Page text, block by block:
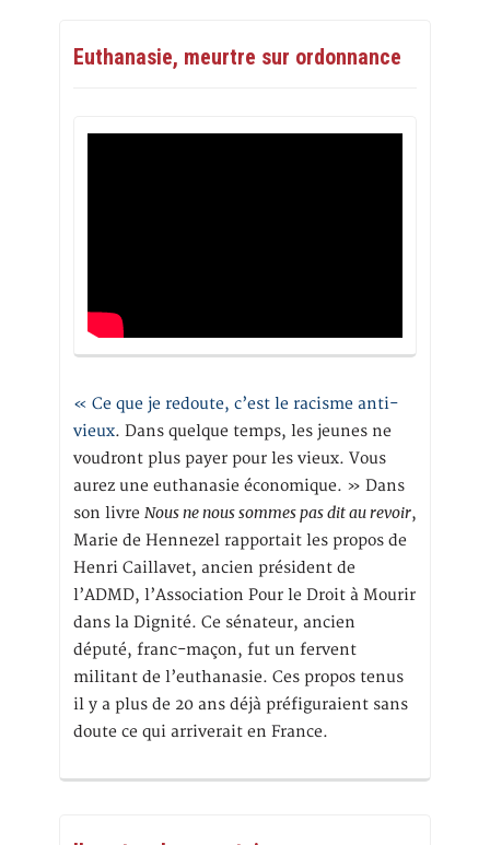
Euthanasie, meurtre sur ordonnance
« Ce que je redoute, c’est le racisme anti-
vieux. Dans quelque temps, les jeunes ne
voudront plus payer pour les vieux. Vous
aurez une euthanasie économique. » Dans
son livre Nous ne nous sommes pas dit au revoir,
Marie de Hennezel rapportait les propos de
Henri Caillavet, ancien président de
l’ADMD, l’Association Pour le Droit à Mourir
dans la Dignité. Ce sénateur, ancien
député, franc-maçon, fut un fervent
militant de l’euthanasie. Ces propos tenus
il y a plus de 20 ans déjà préfiguraient sans
doute ce qui arriverait en France.